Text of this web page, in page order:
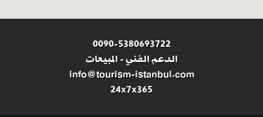
0090-5380693722
الدعم الفني-المبيعات
info@tourism-istanbul.com
24x7x365